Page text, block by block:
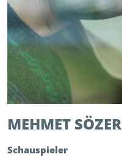
MEHMET SÖZER
Schauspieler